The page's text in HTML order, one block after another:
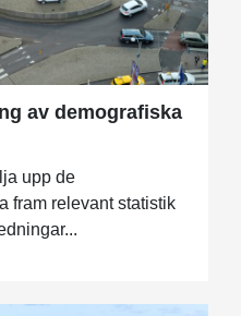
av demografiska
upp de
fram relevant statistik